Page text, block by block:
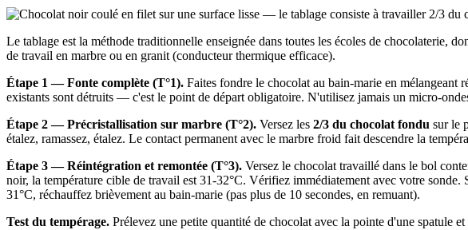
Le tablage est la méthode traditionnelle enseignée dans toutes les écoles de chocolaterie,
de travail en marbre ou en granit (conducteur thermique efficace).
Étape 1 — Fonte complète (T°1). Faites fondre le chocolat au bain-marie en
existants sont détruits — c'est le point de départ obligatoire. N'utilisez jamais un micro-
Étape 2 — Précristallisation sur marbre (T°2). Versez les 2/3 du chocolat fondu sur le
étalez, ramassez, étalez. Le contact permanent avec le marbre froid fait descendre la
Étape 3 — Réintégration et remontée (T°3). Versez le chocolat travaillé dans le bol
noir, la température cible de travail est 31-32°C. Vérifiez immédiatement avec votre sonde.
31°C, réchauffez brièvement au bain-marie (pas plus de 10 secondes, en remuant).
Test du tempérage. Prélevez une petite quantité de chocolat avec la pointe d'une spatule